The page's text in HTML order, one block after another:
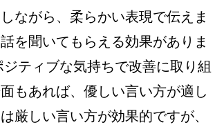
ながら、柔らかい表現で伝えま
を聞いてもらえる効果がありま
ティブな気持ちで改善に取り組
もあれば、優しい言い方が適し
厳しい言い方が効果的ですが、